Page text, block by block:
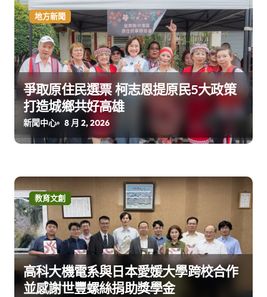
地方新聞
爭取原住民選票 柯志恩提原民5大政策
打造城鄉共好高雄
新聞中心 8 月 2, 2026
教育文創
高科大機電系與日本愛媛大學跨校合作
並感謝世豐螺絲捐助獎學金